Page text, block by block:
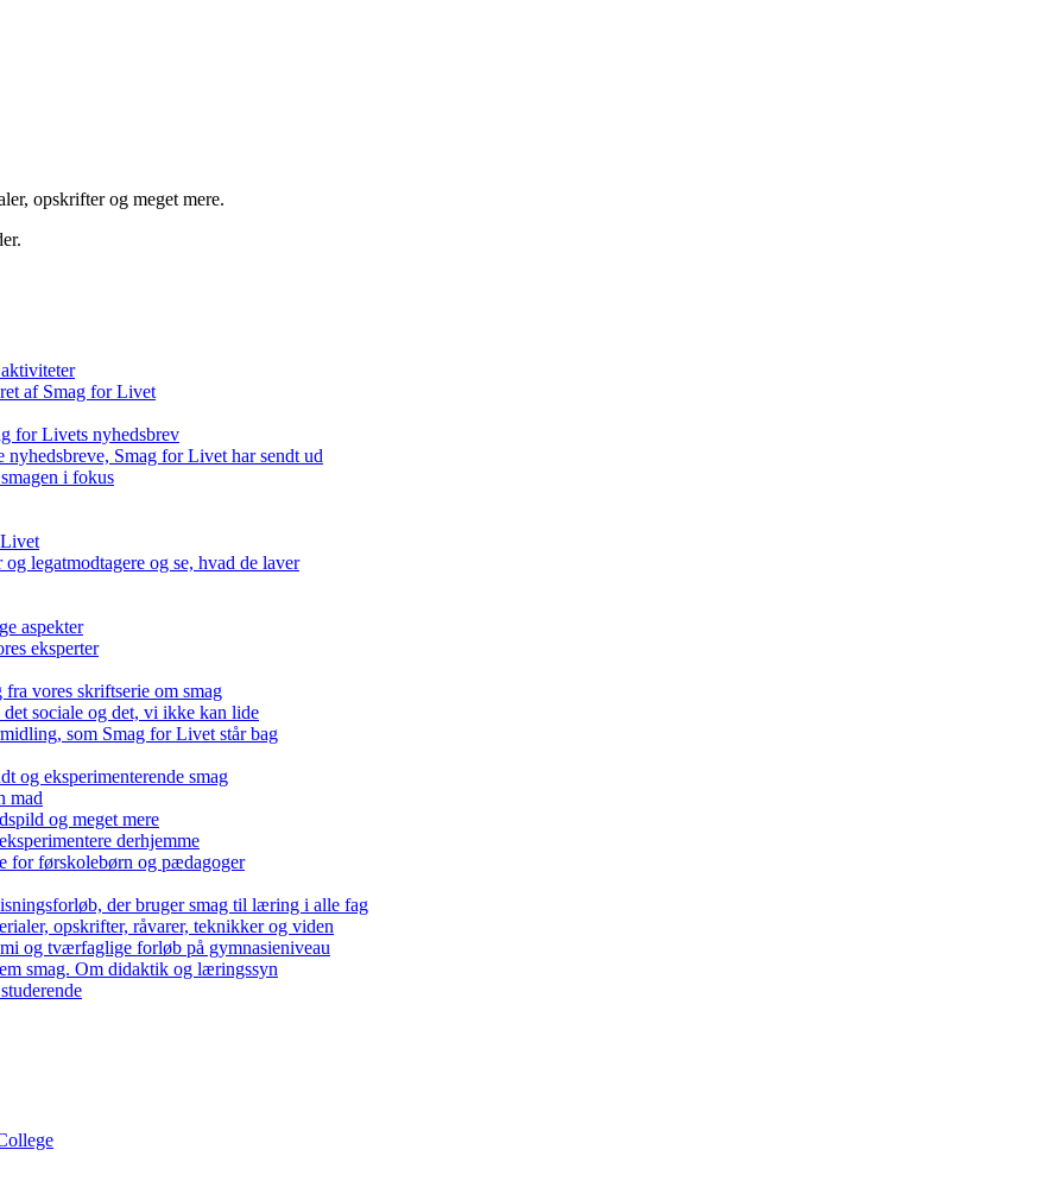
opskrifter og meget mere.
af Smag for Livet
for Livets nyhedsbrev
nyhedsbreve, Smag for Livet har sendt ud
i fokus
Livet
legatmodtagere og se, hvad de laver
aspekter
eksperter
fra vores skriftserie om smag
sociale og det, vi ikke kan lide
som Smag for Livet står bag
og eksperimenterende smag
mad
og meget mere
derhjemme
for førskolebørn og pædagoger
der bruger smag til læring i alle fag
opskrifter, råvarer, teknikker og viden
og tværfaglige forløb på gymnasieniveau
smag. Om didaktik og læringssyn